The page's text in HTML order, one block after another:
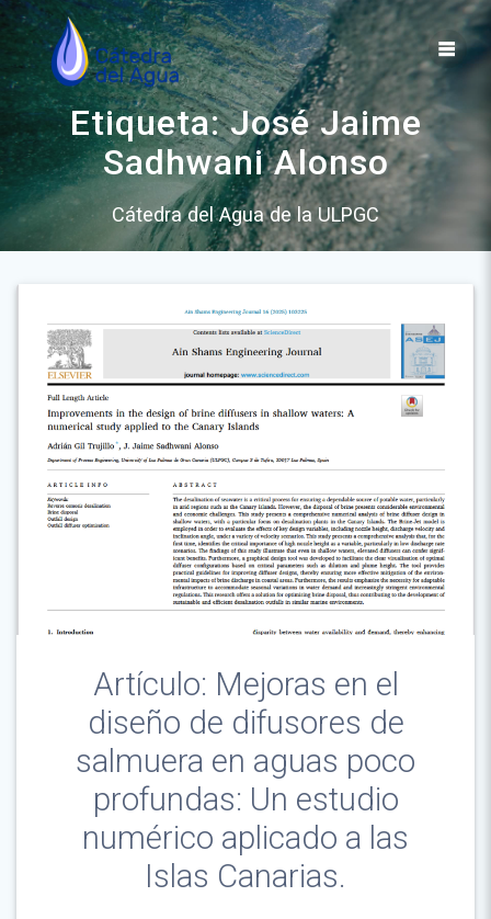
Saltar
al
contenido
Etiqueta:José Jaime
Sadhwani Alonso
Cátedra del Agua de la ULPGC
Artículo: Mejoras en el
diseño de difusores de
salmuera en aguas poco
profundas: Un estudio
numérico aplicado a las
Islas Canarias.